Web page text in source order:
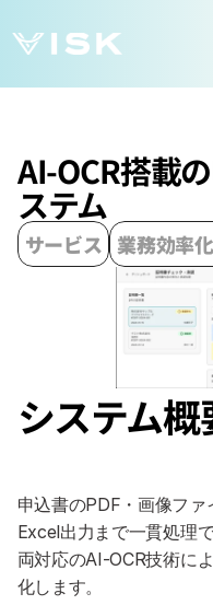
AI-OCR搭載
ステム
サービス 業務効率
システム概
申込書のPDF・画像ファ
Excel出力まで一貫処理
両対応のAI-OCR技術に
化します。